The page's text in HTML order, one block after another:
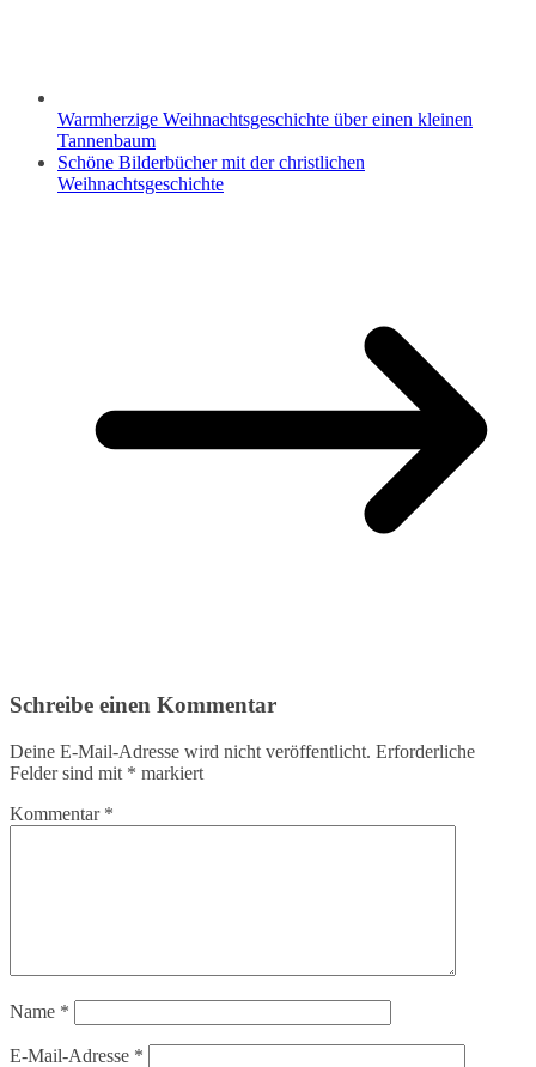
Warmherzige Weihnachtsgeschichte über einen kleinen
Tannenbaum
Schöne Bilderbücher mit der christlichen
Weihnachtsgeschichte
Schreibe einen Kommentar
Deine E-Mail-Adresse wird nicht veröffentlicht. Erforderliche
Felder sind mit * markiert
Kommentar *
Name *
E-Mail-Adresse *